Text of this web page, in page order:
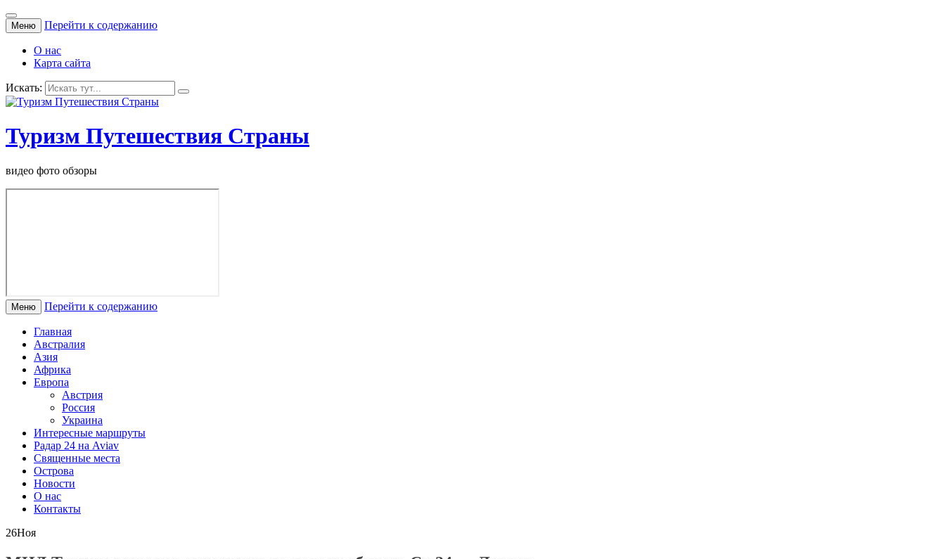
Меню Перейти к содержанию
О нас
Карта сайта
Искать:
Туризм Путешествия Страны
видео фото обзоры
Меню Перейти к содержанию
Главная
Австралия
Азия
Африка
Европа
Австрия
Россия
Украина
Интересные маршруты
Радар 24 на Aviav
Священные места
Острова
Новости
О нас
Контакты
26Ноя